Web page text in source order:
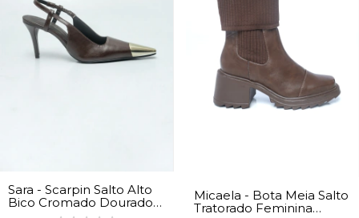
Sara - Scarpin Salto Alto
Bico Cromado Dourado
Feminino Marrom
Micaela - Bota Meia Salto
Tratorado Feminina